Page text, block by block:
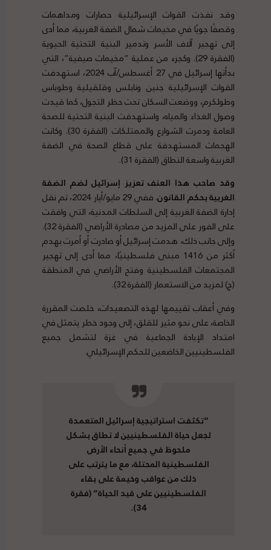
وقد نفذت القوات الإسرائيلية حصارات ومداهمات
وقصفًا جويًا في مخيمات شمال الضفة الغربية، مما أدى
إلى تهجير آلاف الأسر وتدمير البنية التحتية الحيوية
(الفقرة 29). وكجزء من عملية “مخيمات صيفية”، التي
بدأتها إسرائيل في 27 أغسطس/آب 2024، استهدفت
القوات الإسرائيلية جنين ونابلس وقلقيلية وطوباس
وطولكرم، ووضعت السكان تحت حظر التجول، كما قيدت
وصول الغذاء والمياه، واستهدفت البنية التحتية للصحة
العامة ودمرت الشوارع والممتلكات (الفقرة 30). وكانت
الهجمات المستهدفة على قطاع الصحة في الضفة
الغربية واسعة النطاق (الفقرة 31).
وقد صاحب هذا العنف تعزيز إسرائيل لضم الضفة
الغربية بحكم القانون
. ففي 29 مايو/أيار 2024، تم نقل
إدارة الضفة الغربية إلى السلطات المدنية، التي وافقت
على الفور على المزيد من مصادرة الأراضي (الفقرة 32).
وإلى جانب ذلك، هدمت إسرائيل أو صادرت أو أمرت بهدم
أكثر من 1416 مبنى فلسطينيًا، مما أدى إلى تهجير
المجتمعات الفلسطينية وفتح الأراضي في المنطقة
(ج) لمزيد من الاستعمار (الفقرة 32).
وفي أعقاب تقييمها لهذه التصعيدات، خلصت المقررة
الخاصة، على نحو مثير للقلق، إلى وجود خطر يتمثل في
امتداد الإبادة الجماعية في غزة لتشمل جميع
الفلسطينيين الخاضعين للحكم الإسرائيلي.
“تكثفت استراتيجية إسرائيل المتعمدة
لجعل حياة الفلسطينيين لا تطاق بشكل
ملحوظ في جميع أنحاء الأرض
الفلسطينية المحتلة، مع ما يترتب على
ذلك من عواقب وخيمة على بقاء
الفلسطينيين على قيد الحياة” (فقرة
34).